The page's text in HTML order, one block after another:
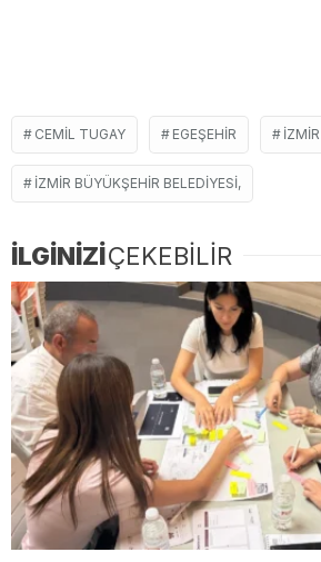
CEMIL TUGAY EGEŞEHIR İZMIR
İZMIR BÜYÜKŞEHIR BELEDIYESI,
İLGİNİZİÇEKEBİLİR